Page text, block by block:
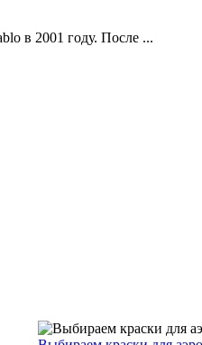
в 2001 году. После ...